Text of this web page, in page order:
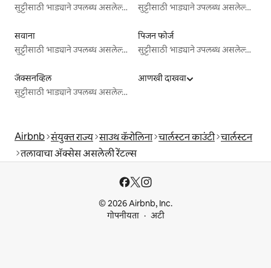
सुट्टीसाठी भाड्याने उपलब्ध असलेल्या जागा
सुट्टीसाठी भाड्याने उपलब्ध असलेल्या जागा
सवाना
सुट्टीसाठी भाड्याने उपलब्ध असलेल्या जागा
पिजन फोर्ज
सुट्टीसाठी भाड्याने उपलब्ध असलेल्या जागा
जॅक्सनव्हिल
सुट्टीसाठी भाड्याने उपलब्ध असलेल्या जागा
आणखी दाखवा
Airbnb संयुक्त राज्य साउथ कॅरोलिना चार्लस्टन काउंटी चार्लस्टन
तलावाचा ॲक्सेस असलेली रेंटल्स
© 2026 Airbnb, Inc.
गोपनीयता
अटी